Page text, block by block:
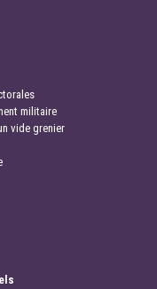
militaire
vide grenier